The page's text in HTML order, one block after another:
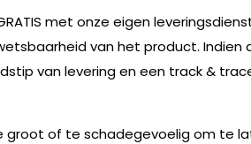
met onze eigen
van het product.
van levering en een track &
groot of te schadegevoelig om te